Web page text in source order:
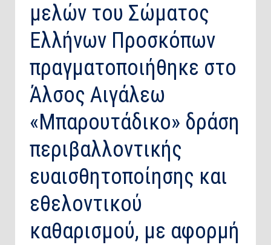
μελών του Σώματος
Ελλήνων Προσκόπων
πραγματοποιήθηκε στο
Άλσος Αιγάλεω
«Μπαρουτάδικο» δράση
περιβαλλοντικής
ευαισθητοποίησης και
εθελοντικού
καθαρισμού, με αφορμή